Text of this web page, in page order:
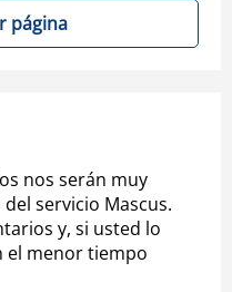
página
nos serán muy
servicio Mascus.
y, si usted lo
el menor tiempo